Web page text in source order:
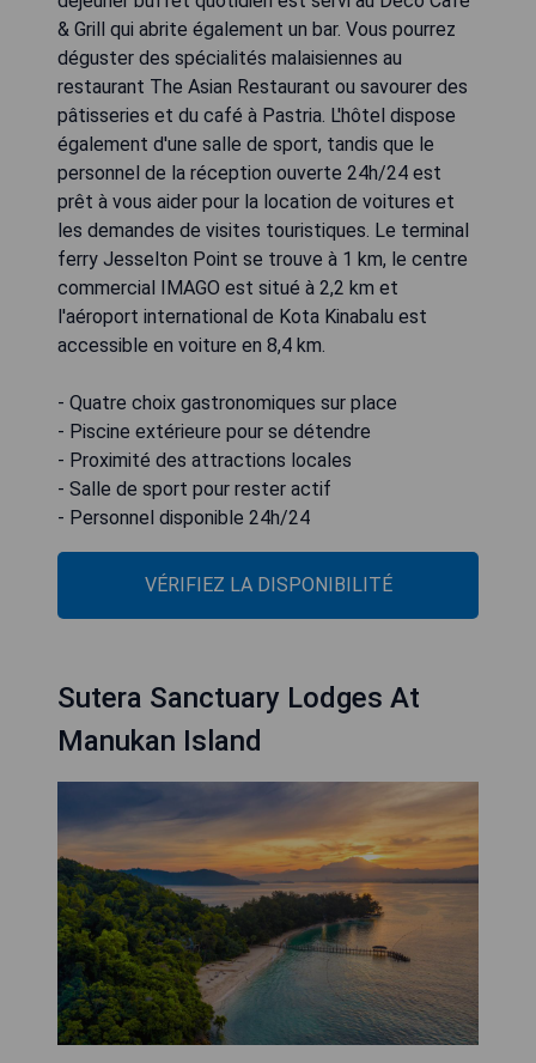
& Grill qui abrite également un bar. Vous pourrez
déguster des spécialités malaisiennes au
restaurant The Asian Restaurant ou savourer des
pâtisseries et du café à Pastria. L'hôtel dispose
également d'une salle de sport, tandis que le
personnel de la réception ouverte 24h/24 est
prêt à vous aider pour la location de voitures et
les demandes de visites touristiques. Le terminal
ferry Jesselton Point se trouve à 1 km, le centre
commercial IMAGO est situé à 2,2 km et
l'aéroport international de Kota Kinabalu est
accessible en voiture en 8,4 km.
- Quatre choix gastronomiques sur place
- Piscine extérieure pour se détendre
- Proximité des attractions locales
- Salle de sport pour rester actif
- Personnel disponible 24h/24
VÉRIFIEZ LA DISPONIBILITÉ
Sutera Sanctuary Lodges At
Manukan Island